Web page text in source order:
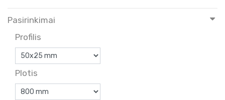
Pasirinkimai
Profilis
Plotis